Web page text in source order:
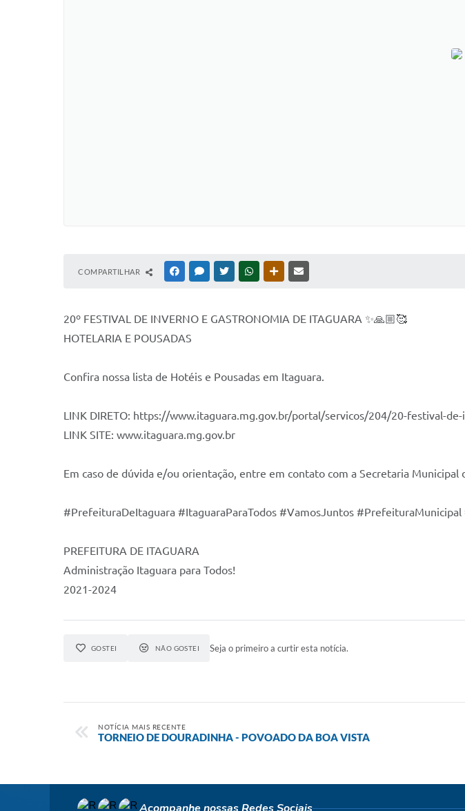
COMPARTILHAR FACEBOOKMESSENGER
TWITTERWHATSAPPOUTRAS MÍDIAS
20º FESTIVAL DE INVERNO E GASTRONOMIA DE ITAGUARA ✨🙏🏼🥰
HOTELARIA E POUSADAS
Confira nossa lista de Hotéis e Pousadas em Itaguara.
LINK DIRETO: https://www.itaguara.mg.gov.br/portal/servicos/204/20-festival-
LINK SITE: www.itaguara.mg.gov.br
Em caso de dúvida e/ou orientação, entre em contato com a Secretaria
#PrefeituraDeItaguara #ItaguaraParaTodos #VamosJuntos
PREFEITURA DE ITAGUARA
Administração Itaguara para Todos!
2021-2024
GOSTEI NÃO GOSTEI Seja o primeiro a curtir esta notícia.
NOTÍCIA MAIS RECENTE
TORNEIO DE DOURADINHA - POVOADO DA BOA VISTA